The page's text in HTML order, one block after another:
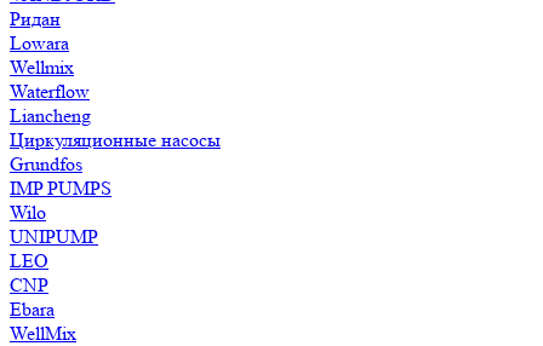
Ридан
Lowara
Wellmix
Waterflow
Liancheng
Циркуляционные насосы
Grundfos
IMP PUMPS
Wilo
UNIPUMP
LEO
CNP
Ebara
WellMix